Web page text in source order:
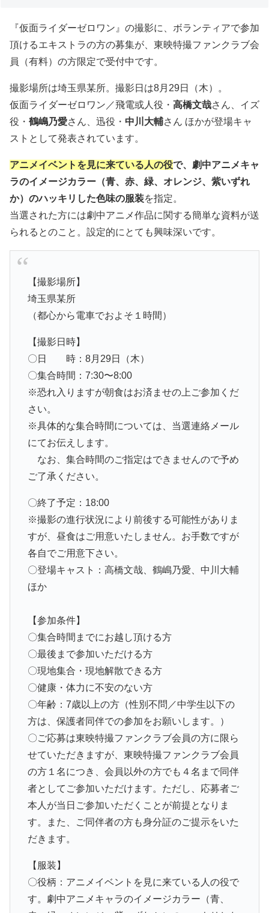
『仮面ライダーゼロワン』の撮影に、ボランティアで参加
頂けるエキストラの方の募集が、東映特撮ファンクラブ会
員（有料）の方限定で受付中です。
撮影場所は埼玉県某所。撮影日は8月29日（木）。
仮面ライダーゼロワン／飛電或人役・ 高橋文哉さん、イズ
役・ 鶴嶋乃愛さん、迅役・ 中川大輔さん ほかが登場キャ
ストとして発表されています。
アニメイベントを見に来ている人の役で、劇中アニメキャ
ラのイメージカラー（青、赤、緑、オレンジ、紫いずれ
か）のハッキリした色味の服装を指定。
当選された方には劇中アニメ作品に関する簡単な資料が送
られるとのこと。設定的にとても興味深いです。
【撮影場所】
埼玉県某所
（都心から電車でおよそ１時間）
【撮影日時】
〇日 時：8月29日（木）
〇集合時間：7:30〜8:00
※恐れ入りますが朝食はお済ませの上ご参加くだ
さい。
※具体的な集合時間については、当選連絡メール
にてお伝えします。
なお、集合時間のご指定はできませんので予め
ご了承ください。
〇終了予定：18:00
※撮影の進行状況により前後する可能性がありま
すが、昼食はご用意いたしません。お手数ですが
各自でご用意下さい。
〇登場キャスト：高橋文哉、鶴嶋乃愛、中川大輔
ほか
【参加条件】
〇集合時間までにお越し頂ける方
〇最後まで参加いただける方
〇現地集合・現地解散できる方
〇健康・体力に不安のない方
〇年齢：7歳以上の方（性別不問／中学生以下の
方は、保護者同伴での参加をお願いします。）
〇ご応募は東映特撮ファンクラブ会員の方に限ら
せていただきますが、東映特撮ファンクラブ会員
の方１名につき、会員以外の方でも４名まで同伴
者としてご参加いただけます。ただし、応募者ご
本人が当日ご参加いただくことが前提となりま
す。また、ご同伴者の方も身分証のご提示をいた
だきます。
【服装】
〇役柄：アニメイベントを見に来ている人の役で
す。劇中アニメキャラのイメージカラー（青、